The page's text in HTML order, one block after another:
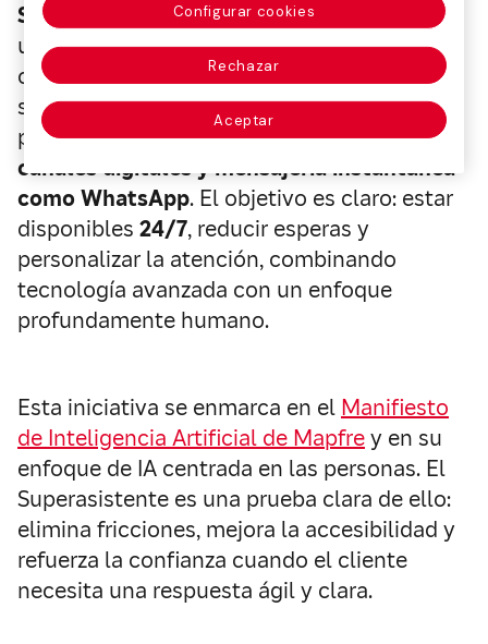
Superasistente de Inteligencia Artificial
una solución transversal diseñada para
ofrecer a los clientes una experiencia más
sencilla, rápida y coherente en todos los
puntos de contacto:contact center,
canales digitales y mensajería instantánea
como WhatsApp. El objetivo es claro: estar
disponibles 24/7, reducir esperas y
personalizar la atención, combinando
tecnología avanzada con un enfoque
profundamente humano.
Esta iniciativa se enmarca en el Manifiesto
de Inteligencia Artificial de Mapfrey en su
enfoque de IA centrada en las personas. El
Superasistente es una prueba clara de ello:
elimina fricciones, mejora la accesibilidad y
refuerza la confianza cuando el cliente
necesita una respuesta ágil y clara.
Configurar cookies
Rechazar
Aceptar